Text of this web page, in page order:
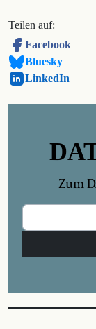
Teilen auf:
Facebook
Bluesky
LinkedIn
Zum